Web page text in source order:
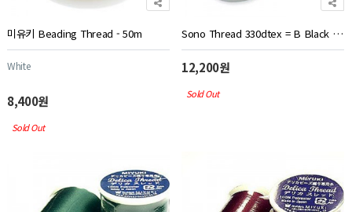
미유키 Beading Thread - 50m
White
8,400원
Sold Out
Sono Thread 330dtex = B Black - 100m
12,200원
Sold Out